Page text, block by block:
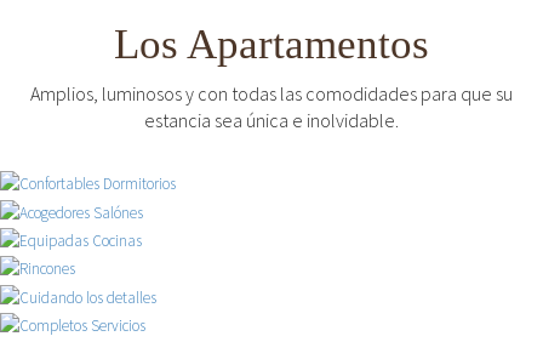
Los Apartamentos
Amplios, luminosos y con todas las comodidades para que su
estancia sea única e inolvidable.